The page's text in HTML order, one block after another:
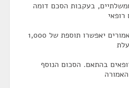
בעקבות הסכם דומה
קופת-חולים. ההסכמים האמורים יאפשרו תוספת של 1,000
בהתאם. הסכום הנוסף